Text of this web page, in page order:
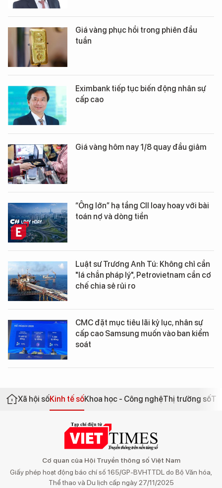
Giá vàng phục hồi trong phiên đầu
tuần
Eximbank tiếp tục biến động nhân sự
cấp cao
Giá vàng hôm nay 1/8 quay đầu giảm
“Ông lớn” hạ tầng CII loay hoay với bài
toán nợ và dòng tiền
Luật sư Trương Anh Tú: Không chỉ cần
"lá chắn pháp lý", Petrovietnam cần cơ
chế chia sẻ rủi ro
CMC đặt mục tiêu lãi kỷ lục, nhân sự
cấp cao Samsung muốn vào ban kiểm
soát
Xã hội sốKinh tế sốKhoa học - Công nghệThị trường số
Cơ quan của Hội Truyền thông số Việt Nam
Giấy phép hoạt động báo chí số 165/GP-BVHTTDL do Bộ Văn hóa,
Thể thao và Du lịch cấp ngày 27/11/2025